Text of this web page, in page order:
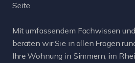
Seite.
Mit umfassendem Fachwissen
beraten wir Sie in allen Fragen
Ihre Wohnung in Simmern, im